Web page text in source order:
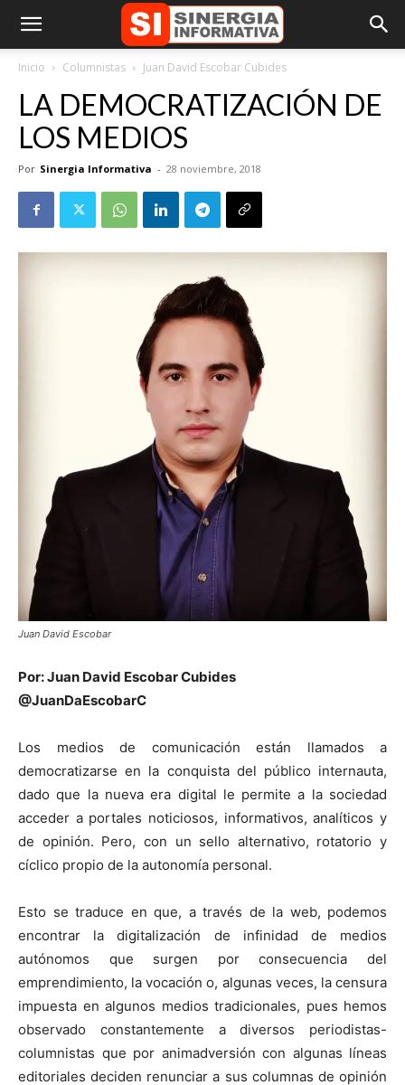
Inicio Columnistas Juan David Escobar Cubides
LA DEMOCRATIZACIÓN DE
LOS MEDIOS
Por Sinergia Informativa - 28 noviembre, 2018
Juan David Escobar
Por: Juan David Escobar Cubides
@JuanDaEscobarC
Los medios de comunicación están llamados a
democratizarse en la conquista del público internauta,
dado que la nueva era digital le permite a la sociedad
acceder a portales noticiosos, informativos, analíticos y
de opinión. Pero, con un sello alternativo, rotatorio y
cíclico propio de la autonomía personal.
Esto se traduce en que, a través de la web, podemos
encontrar la digitalización de infinidad de medios
autónomos que surgen por consecuencia del
emprendimiento, la vocación o, algunas veces, la censura
impuesta en algunos medios tradicionales, pues hemos
observado constantemente a diversos periodistas-
columnistas que por animadversión con algunas líneas
editoriales deciden renunciar a sus columnas de opinión